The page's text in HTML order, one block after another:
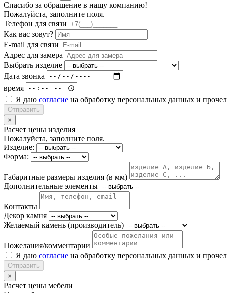
Спасибо за обращение в нашу компанию!
Пожалуйста, заполните поля.
Телефон для связи
Как вас зовут?
E-mail для связи
Адрес для замера
Выбрать изделие
Дата звонка
время
Я даю согласие на обработку персональных данных и прочел
Отправить
×
Расчет цены изделия
Пожалуйста, заполните поля.
Изделие:
Форма:
Габаритные размеры изделия (в мм)
Дополнительные элементы
Контакты
Декор камня
Желаемый камень (производитель)
Пожелания/комментарии
Я даю согласие на обработку персональных данных и прочел
Отправить
×
Расчет цены мебели